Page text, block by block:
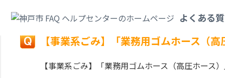
よくある
戻る
【事業系ごみ】「業務用ゴムホース（
【事業系ごみ】「業務用ゴムホース（高圧ホース